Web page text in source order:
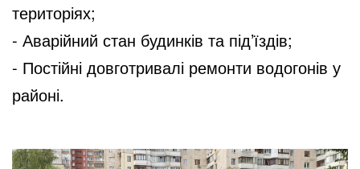
територіях;
- Аварійний стан будинків та під’їздів;
- Постійні довготривалі ремонти водогонів у
районі.